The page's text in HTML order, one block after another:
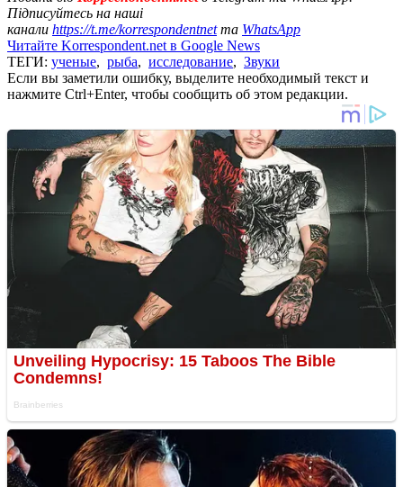
Підписуйтесь на наші
канали https://t.me/korrespondentnetта WhatsApp
Читайте Korrespondent.net в Google News
ТЕГИ: ученые, рыба, исследование, Звуки
Если вы заметили ошибку, выделите необходимый текст и
нажмите Ctrl+Enter, чтобы сообщить об этом редакции.